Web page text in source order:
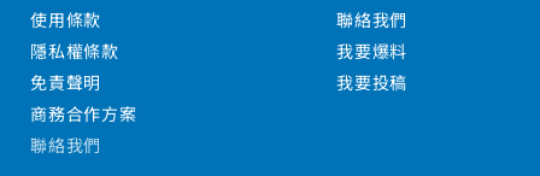
使用條款
隱私權條款
免責聲明
商務合作方案
聯絡我們
我要爆料
我要投稿
聯絡我們